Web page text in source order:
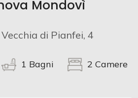
Mondovì
di Pianfei, 4
1 Bagni 2 Camere